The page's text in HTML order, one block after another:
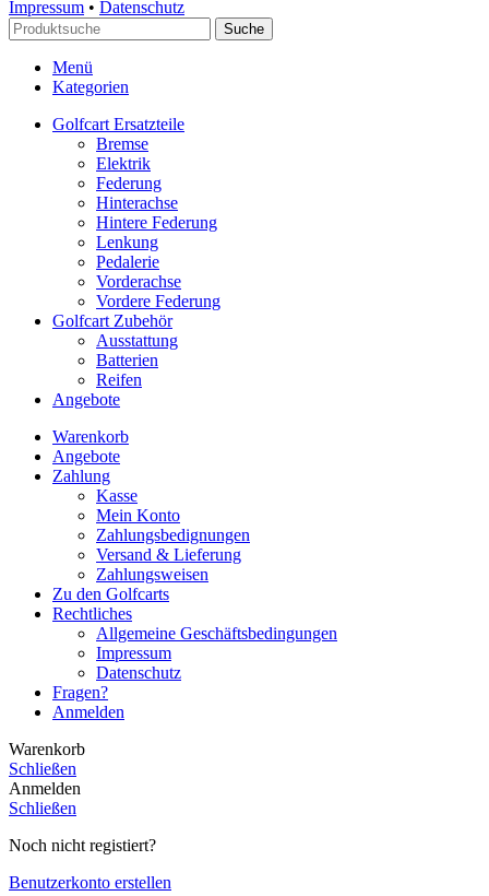
Impressum • Datenschutz
Suche
Menü
Kategorien
Golfcart Ersatzteile
Bremse
Elektrik
Federung
Hinterachse
Hintere Federung
Lenkung
Pedalerie
Vorderachse
Vordere Federung
Golfcart Zubehör
Ausstattung
Batterien
Reifen
Angebote
Warenkorb
Angebote
Zahlung
Kasse
Mein Konto
Zahlungsbedignungen
Versand & Lieferung
Zahlungsweisen
Zu den Golfcarts
Rechtliches
Allgemeine Geschäftsbedingungen
Impressum
Datenschutz
Fragen?
Anmelden
Warenkorb
Schließen
Anmelden
Schließen
Noch nicht registiert?
Benutzerkonto erstellen